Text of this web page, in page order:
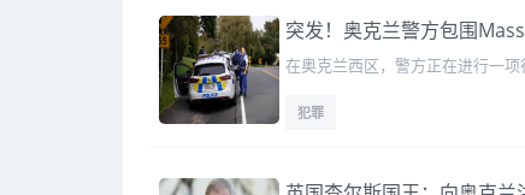
突发！奥克兰警方包围
在奥克兰西区，警方正在进行一
犯罪